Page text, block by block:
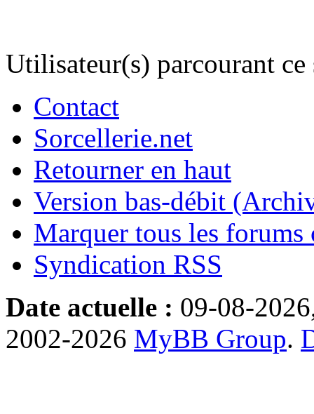
Utilisateur(s) parcourant
Contact
Sorcellerie.net
Retourner en haut
Version bas-débit
Marquer tous les forums
Syndication RSS
Date actuelle : 09-08-
2002-2026 MyBB Group.